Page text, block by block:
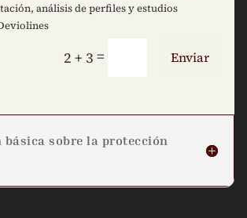
análisis de perfiles y estudios
2 + 3 = Enviar
sobre la protección